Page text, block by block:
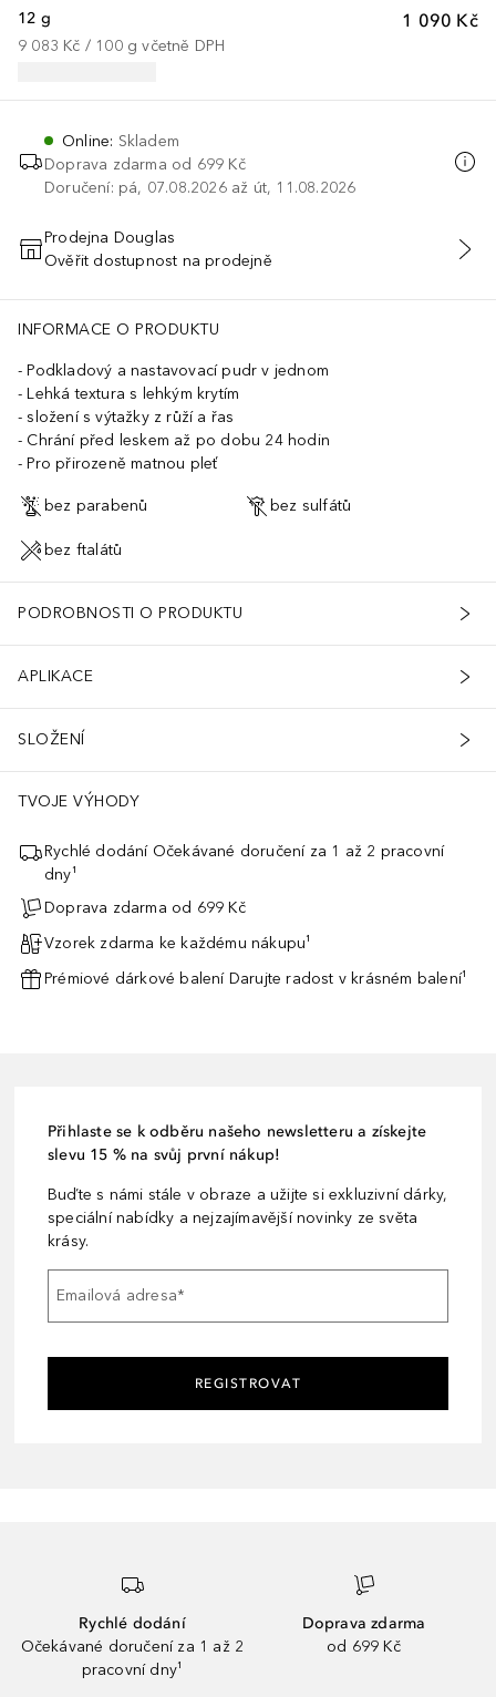
1 090 Kč
12 g
9 083 Kč / 100 g včetně DPH
Online: Skladem
Doprava zdarma od 699 Kč
Doručení: pá, 07.08.2026 až út, 11.08.2026
PŘIDAT DO KOŠÍKU
Prodejna Douglas
Ověřit dostupnost na prodejně
INFORMACE O PRODUKTU
Podkladový a nastavovací pudr v jednom
Lehká textura s lehkým krytím
složení s výtažky z růží a řas
Chrání před leskem až po dobu 24 hodin
Pro přirozeně matnou pleť
bez parabenů bez sulfátů
bez ftalátů
PODROBNOSTI O PRODUKTU
APLIKACE
SLOŽENÍ
TVOJE VÝHODY
Rychlé dodání Očekávané doručení za 1 až 2 pracovní
dny¹
Doprava zdarma od 699 Kč
Vzorek zdarma ke každému nákupu¹
Prémiové dárkové balení Darujte radost v krásném balení¹
Přihlaste se k odběru našeho newsletteru a získejte
slevu 15 % na svůj první nákup!
Buďte s námi stále v obraze a užijte si exkluzivní dárky,
speciální nabídky a nejzajímavější novinky ze světa
krásy.
Emailová adresa*
REGISTROVAT
Rychlé dodání
Očekávané doručení za 1 až 2
pracovní dny¹
Doprava zdarma
od 699 Kč